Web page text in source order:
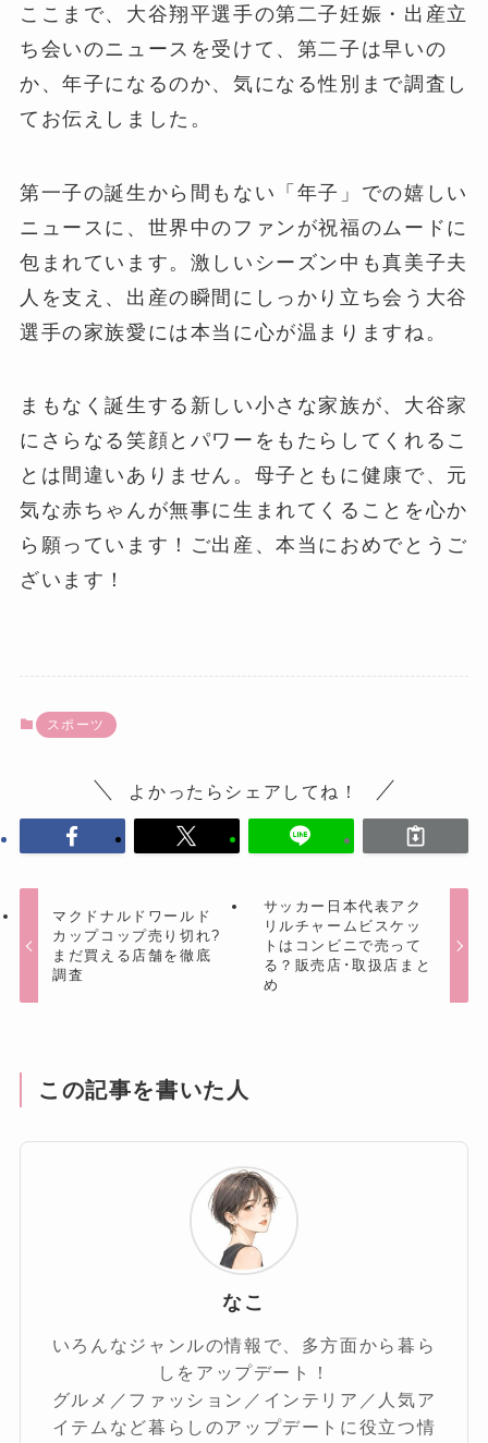
ここまで、大谷翔平選手の第二子妊娠・出産立
ち会いのニュースを受けて、第二子は早いの
か、年子になるのか、気になる性別まで調査し
てお伝えしました。
第一子の誕生から間もない「年子」での嬉しい
ニュースに、世界中のファンが祝福のムードに
包まれています。激しいシーズン中も真美子夫
人を支え、出産の瞬間にしっかり立ち会う大谷
選手の家族愛には本当に心が温まりますね。
まもなく誕生する新しい小さな家族が、大谷家
にさらなる笑顔とパワーをもたらしてくれるこ
とは間違いありません。母子ともに健康で、元
気な赤ちゃんが無事に生まれてくることを心か
ら願っています！ご出産、本当におめでとうご
ざいます！
スポーツ
よかったらシェアしてね！
マクドナルドワールド
カップコップ売り切れ?
まだ買える店舗を徹底
調査
サッカー日本代表アク
リルチャームビスケッ
トはコンビニで売って
る？販売店･取扱店まと
め
この記事を書いた人
なこ
いろんなジャンルの情報で、多方面から暮ら
しをアップデート！
グルメ／ファッション／インテリア／人気ア
イテムなど暮らしのアップデートに役立つ情